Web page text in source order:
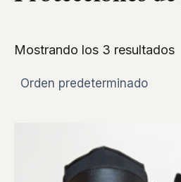
Mostrando los 3 resultados